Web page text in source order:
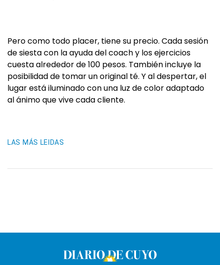
Pero como todo placer, tiene su precio. Cada sesión
de siesta con la ayuda del coach y los ejercicios
cuesta alrededor de 100 pesos. También incluye la
posibilidad de tomar un original té. Y al despertar, el
lugar está iluminado con una luz de color adaptado
al ánimo que vive cada cliente.
LAS MÁS LEIDAS